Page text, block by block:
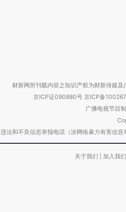
财新网所刊载内容之知识产权为财新传媒
京ICP证090880号 京ICP备
广播电视节目
违法和不良信息举报电话（涉网络暴力有害信
关于我们 加入我们